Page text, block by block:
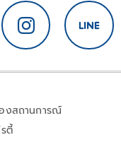
งสถานการณ์
ตี้